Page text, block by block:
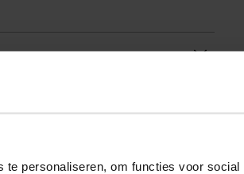
personaliseren, om functies voor social